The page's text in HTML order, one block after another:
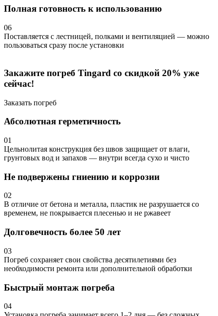
Полная готовность к использованию
06
Поставляется с лестницей, полками и вентиляцией — можно
пользоваться сразу после установки
Закажите погреб Tingard со скидкой 20% уже
сейчас!
Заказать погреб
Абсолютная герметичность
01
Цельнолитая конструкция без швов защищает от влаги,
грунтовых вод и запахов — внутри всегда сухо и чисто
Не подвержены гниению и коррозии
02
В отличие от бетона и металла, пластик не разрушается со
временем, не покрывается плесенью и не ржавеет
Долговечность более 50 лет
03
Погреб сохраняет свои свойства десятилетиями без
необходимости ремонта или дополнительной обработки
Быстрый монтаж погреба
04